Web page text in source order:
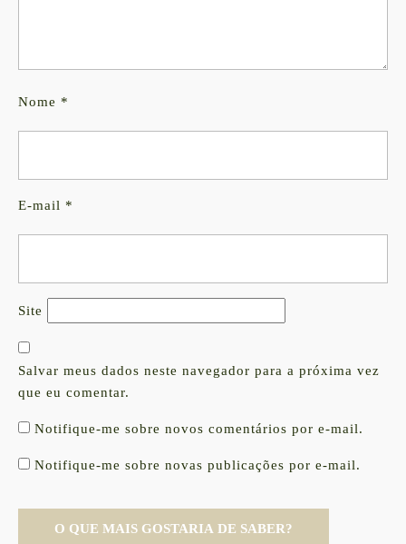
Nome *
E-mail *
Site
Salvar meus dados neste navegador para a próxima vez
que eu comentar.
Notifique-me sobre novos comentários por e-mail.
Notifique-me sobre novas publicações por e-mail.